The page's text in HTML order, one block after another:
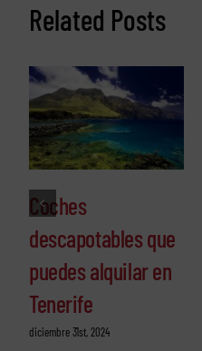
Related Posts
Coches
descapotables que
puedes alquilar en
Tenerife
diciembre 31st, 2024